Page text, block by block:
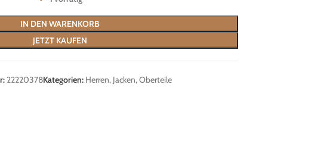
IN DEN WARENKORB
JETZT KAUFEN
22220378Kategorien: Herren, Jacken,Oberteile